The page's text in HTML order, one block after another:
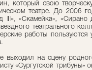
который свою
театре. До 2006
III», «Скамейка»,
театрального
работы пользуются
выходил на сцену
«Сургутской трибуны»